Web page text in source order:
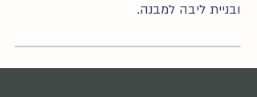
ובניית ליבה למבנה.